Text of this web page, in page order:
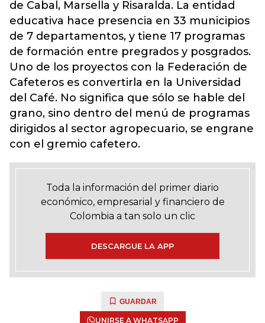
de Cabal, Marsella y Risaralda. La entidad
educativa hace presencia en 33 municipios
de 7 departamentos, y tiene 17 programas
de formación entre pregrados y posgrados.
Uno de los proyectos con la Federación de
Cafeteros es convertirla en la Universidad
del Café. No significa que sólo se hable del
grano, sino dentro del menú de programas
dirigidos al sector agropecuario, se engrane
con el gremio cafetero.
Toda la información del primer diario
económico, empresarial y financiero de
Colombia a tan solo un clic
DESCARGUE LA APP
GUARDAR
UNIRSE A WHATSAPP